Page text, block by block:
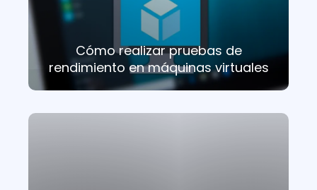
Cómo realizar pruebas de
rendimiento en máquinas virtuales